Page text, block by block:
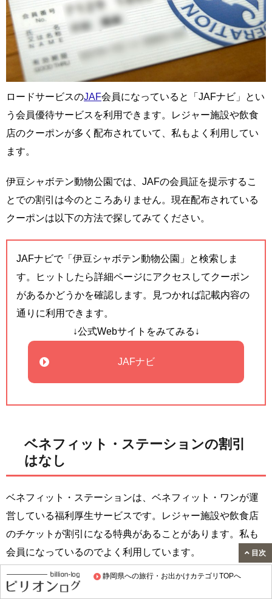
静岡県への旅行・お出かけカテゴリTOPへ
ロードサービスのJAF会員になっていると「JAFナビ」とい
う会員優待サービスを利用できます。レジャー施設や飲食
店のクーポンが多く配布されていて、私もよく利用してい
ます。
伊豆シャボテン動物公園では、JAFの会員証を提示するこ
とでの割引は今のところありません。現在配布されている
クーポンは以下の方法で探してみてください。
JAFナビで「伊豆シャボテン動物公園」と検索しま
す。ヒットしたら詳細ページにアクセスしてクーポン
があるかどうかを確認します。見つかれば記載内容の
通りに利用できます。
↓公式Webサイトをみてみる↓
JAFナビ
ベネフィット・ステーションの割引
はなし
ベネフィット・ステーションは、ベネフィット・ワンが運
営している福利厚生サービスです。レジャー施設や飲食店
のチケットが割引になる特典があることがあります。私も
会員になっているのでよく利用しています。
伊豆シャボテン動物公園では、ベネフィット・ステーショ
目次